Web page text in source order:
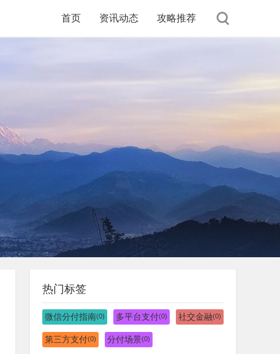
首页 资讯动态 攻略推荐
热门标签
微信分付指南(0) 多平台支付(0) 社交金融(0)
第三方支付(0) 分付场景(0)